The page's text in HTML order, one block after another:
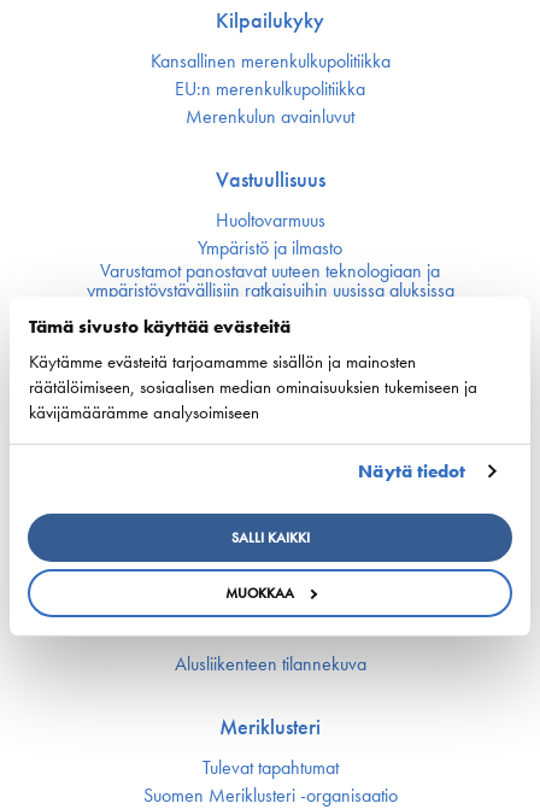
Tämä sivusto käyttää evästeitä
Käytämme evästeitä tarjoamamme sisällön ja mainosten
räätälöimiseen, sosiaalisen median ominaisuuksien tukemiseen ja
kävijämäärämme analysoimiseen
Näytä tiedot
SALLI KAIKKI
MUOKKAA
Kilpailukyky
Kansallinen merenkulku­politiikka
EU:n merenkulku­politiikka
Merenkulun avainluvut
Vastuullisuus
Huoltovarmuus
Ympäristö ja ilmasto
Varustamot panostavat uuteen teknologiaan ja
ympäristöystävällisiin ratkaisuihin uusissa aluksissa
Turvallisuus
Työmarkkinat ja osaaminen
Työmarkkina-asiat
Miehitys ja pätevyys­asiat
Merenkulun HarjoitteluMylly
Ship Happens: Tutustu merenkulkualan mahdollisuuksiin
Digitalisaatio ja automaatio
Alusliikenteen tilannekuva
Meriklusteri
Tulevat tapahtumat
Suomen Meriklusteri -organisaatio